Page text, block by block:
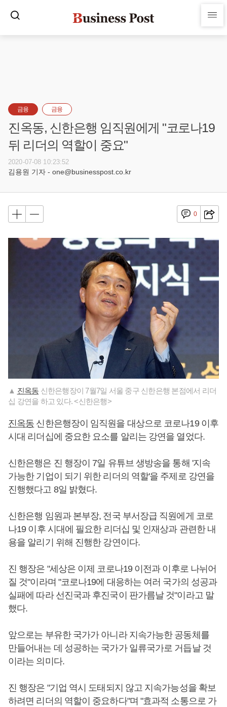
금융 금융
진옥동, 신한은행 임직원에게 "코로나19
뒤 리더의 역할이 중요"
2020-07-08 10:23:52
김용원 기자 - one@businesspost.co.kr
0
▲ 진옥동 신한은행장이 7월7일 서울 중구 신한은행 본점에서 리더
십 강연을 하고 있다. <신한은행>
진옥동 신한은행장이 임직원을 대상으로 코로나19 이후
시대 리더십에 중요한 요소를 알리는 강연을 열었다.
신한은행은 진 행장이 7일 유튜브 생방송을 통해 '지속
가능한 기업이 되기 위한 리더의 역할'을 주제로 강연을
진행했다고 8일 밝혔다.
신한은행 임원과 본부장, 전국 부서장급 직원에게 코로
나19 이후 시대에 필요한 리더십 및 인재상과 관련한 내
용을 알리기 위해 진행한 강연이다.
진 행장은 "세상은 이제 코로나19 이전과 이후로 나뉘어
질 것"이라며 "코로나19에 대응하는 여러 국가의 성공과
실패에 따라 선진국과 후진국이 판가름날 것"이라고 말
했다.
앞으로는 부유한 국가가 아니라 지속가능한 공동체를
만들어내는 데 성공하는 국가가 일류국가로 거듭날 것
이라는 의미다.
진 행장은 "기업 역시 도태되지 않고 지속가능성을 확보
하려면 리더의 역할이 중요하다"며 "효과적 소통으로 가